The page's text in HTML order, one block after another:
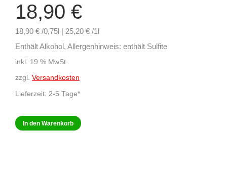
18,90 €
18,90 € /0,75l | 25,20 € /1l
Enthält Alkohol, Allergenhinweis: enthält Sulfite
inkl. 19 % MwSt.
zzgl. Versandkosten
Lieferzeit: 2-5 Tage*
In den Warenkorb